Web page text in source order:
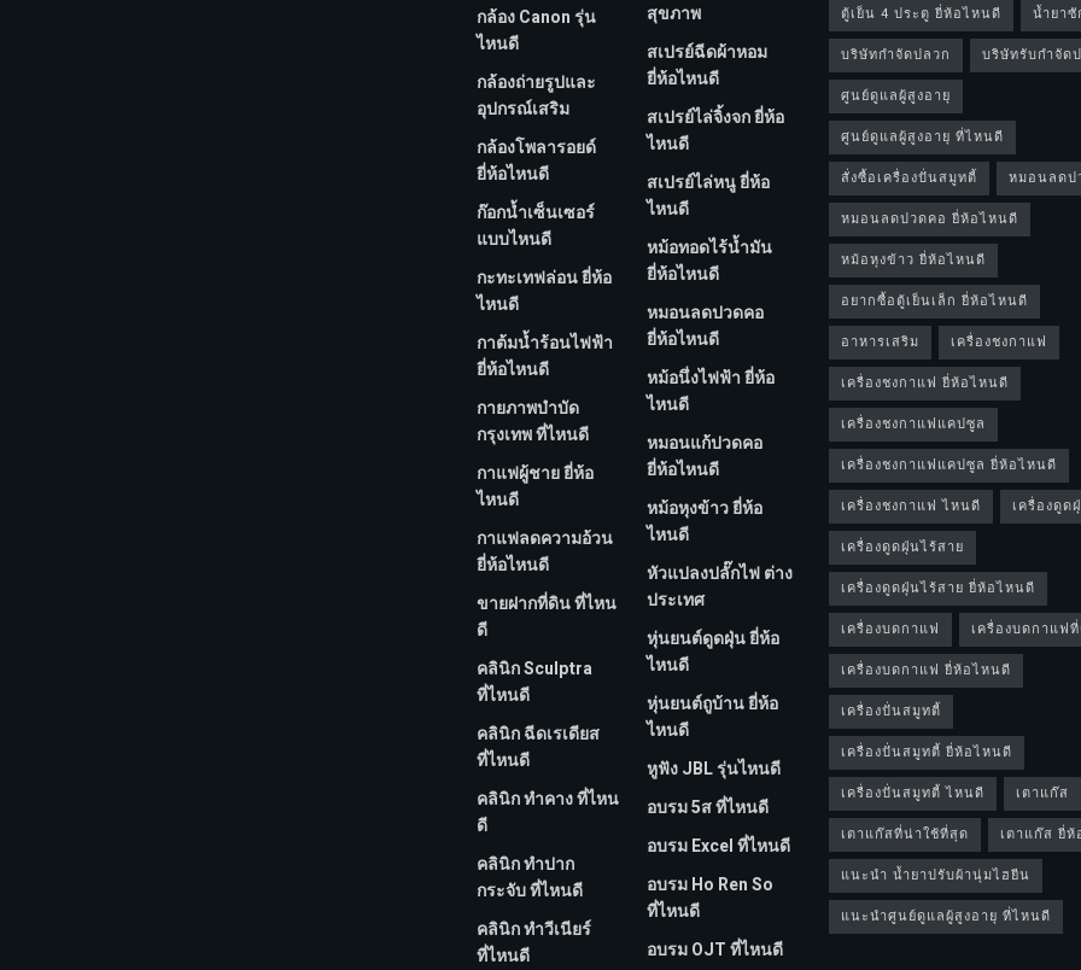
กล้อง Canon รุ่น
ไหนดี
กล้องถ่ายรูปและ
อุปกรณ์เสริม
กล้องโพลารอยด์
ยี่ห้อไหนดี
ก๊อกน้ำเซ็นเซอร์
แบบไหนดี
กะทะเทฟล่อน ยี่ห้อ
ไหนดี
กาต้มน้ำร้อนไฟฟ้า
ยี่ห้อไหนดี
กายภาพบําบัด
กรุงเทพ ที่ไหนดี
กาแฟผู้ชาย ยี่ห้อ
ไหนดี
กาแฟลดความอ้วน
ยี่ห้อไหนดี
ขายฝากที่ดิน ที่ไหน
ดี
คลินิก Sculptra
ที่ไหนดี
คลินิก ฉีดเรเดียส
ที่ไหนดี
คลินิก ทำคาง ที่ไหน
ดี
คลินิก ทำปาก
กระจับ ที่ไหนดี
คลินิก ทำวีเนียร์
ที่ไหนดี
สุขภาพ
สเปรย์ฉีดผ้าหอม
ยี่ห้อไหนดี
สเปรย์ไล่จิ้งจก ยี่ห้อ
ไหนดี
สเปรย์ไล่หนู ยี่ห้อ
ไหนดี
หม้อทอดไร้น้ำมัน
ยี่ห้อไหนดี
หมอนลดปวดคอ
ยี่ห้อไหนดี
หม้อนึ่งไฟฟ้า ยี่ห้อ
ไหนดี
หมอนแก้ปวดคอ
ยี่ห้อไหนดี
หม้อหุงข้าว ยี่ห้อ
ไหนดี
หัวแปลงปลั๊กไฟ ต่าง
ประเทศ
หุ่นยนต์ดูดฝุ่น ยี่ห้อ
ไหนดี
หุ่นยนต์ถูบ้าน ยี่ห้อ
ไหนดี
หูฟัง JBL รุ่นไหนดี
อบรม 5ส ที่ไหนดี
อบรม Excel ที่ไหนดี
อบรม Ho Ren So
ที่ไหนดี
อบรม OJT ที่ไหนดี
ตู้เย็น 4 ประตู ยี่ห้อไหนดี
น้ำยาซั
บริษัทกำจัดปลวก
บริษัทรับกำจัด
ศูนย์ดูแลผู้สูงอายุ
ศูนย์ดูแลผู้สูงอายุ ที่ไหนดี
สั่งซื้อเครื่องปั่นสมูทตี้
หมอนลดป
หมอนลดปวดคอ ยี่ห้อไหนดี
หม้อหุงข้าว ยี่ห้อไหนดี
อยากซื้อตู้เย็นเล็ก ยี่ห้อไหนดี
อาหารเสริม
เครื่องชงกาแฟ
เครื่องชงกาแฟ ยี่ห้อไหนดี
เครื่องชงกาแฟแคปซูล
เครื่องชงกาแฟแคปซูล ยี่ห้อไหนดี
เครื่องชงกาแฟ ไหนดี
เครื่องดูด
เครื่องดูดฝุ่นไร้สาย
เครื่องดูดฝุ่นไร้สาย ยี่ห้อไหนดี
เครื่องบดกาแฟ
เครื่องบดกาแฟ
เครื่องบดกาแฟ ยี่ห้อไหนดี
เครื่องปั่นสมูทตี้
เครื่องปั่นสมูทตี้ ยี่ห้อไหนดี
เครื่องปั่นสมูทตี้ ไหนดี
เตาแก๊ส
เตาแก๊สที่น่าใช้ที่สุด
เตาแก๊ส ยี่
แนะนำ น้ำยาปรับผ้านุ่มไฮยีน
แนะนำศูนย์ดูแลผู้สูงอายุ ที่ไหนดี